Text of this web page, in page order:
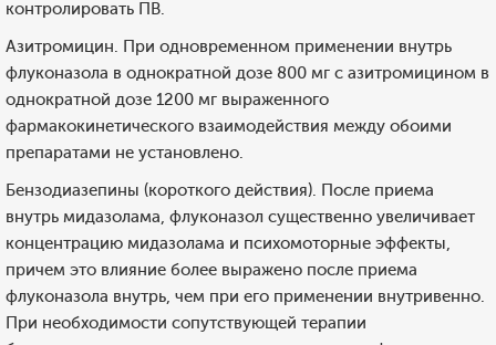
контролировать ПВ.
Азитромицин. При одновременном применении внутрь
флуконазола в однократной дозе 800 мг с азитромицином в
однократной дозе 1200 мг выраженного
фармакокинетического взаимодействия между обоими
препаратами не установлено.
Бензодиазепины (короткого действия). После приема
внутрь мидазолама, флуконазол существенно увеличивает
концентрацию мидазолама и психомоторные эффекты,
причем это влияние более выражено после приема
флуконазола внутрь, чем при его применении внутривенно.
При необходимости сопутствующей терапии